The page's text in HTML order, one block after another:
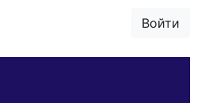
Войти